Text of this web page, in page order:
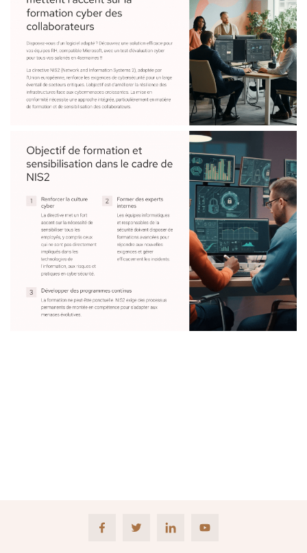
FacebookTwitter LinkedIn Youtube